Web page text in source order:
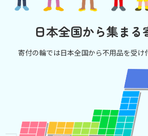
日本全国から集まる
寄付の輪では日本全国から不用品を受け